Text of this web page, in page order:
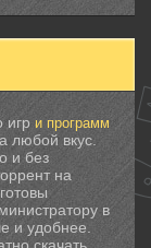
игр и программ
любой вкус.
и без
на
в
и удобнее.
скачать